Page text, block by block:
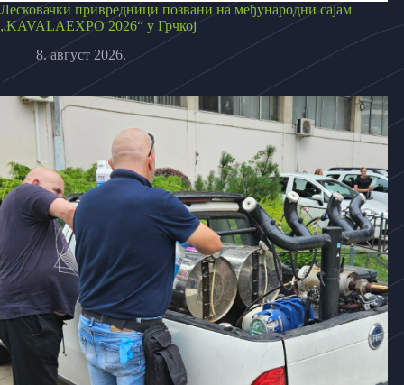
Лесковачки привредници позвани на међународни сајам
„KAVALAEXPO 2026“ у Грчкој
8. август 2026.